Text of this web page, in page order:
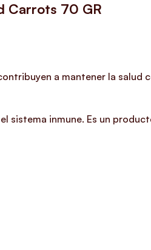
Carrots 70 GR
a mantener la salud
sistema inmune. Es un